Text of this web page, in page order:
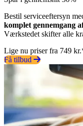
Bestil serviceeftersyn
komplet gennemgang
Værkstedet skifter alle
Lige nu priser fra 749
Få tilbud